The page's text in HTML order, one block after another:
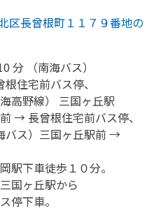
区長曾根町１１７９番地の
分
（南海バス）
住宅前バス停、
海高野線）
三国ヶ丘駅
→ 長曾根住宅前バス停、
バス） 三国ヶ丘駅前 →
駅下車徒歩１０分。
国ヶ丘駅から
停下車。